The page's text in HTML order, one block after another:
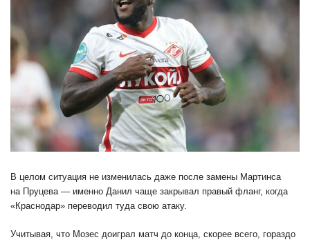
В целом ситуация не изменилась даже после замены Мартинса
на Пруцева — именно Данил чаще закрывал правый фланг, когда
«Краснодар» переводил туда свою атаку.
Учитывая, что Мозес доиграл матч до конца, скорее всего, гораздо